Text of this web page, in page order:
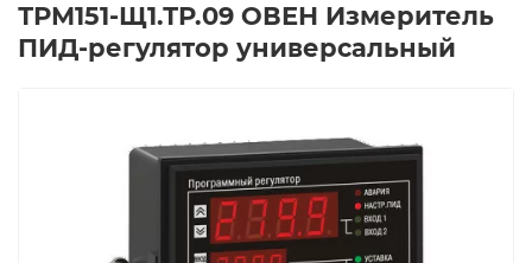
ТРМ151-Щ1.ТР.09 ОВЕН Измеритель
ПИД-регулятор универсальный